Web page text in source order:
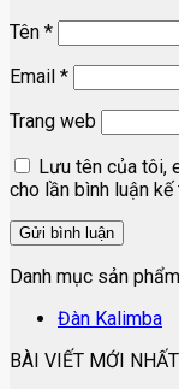
Tên *
Email *
Trang web
Lưu tên của tôi,
cho lần bình luận
Danh mục sản phẩm
Đàn Kalimba
BÀI VIẾT MỚI NHẤT